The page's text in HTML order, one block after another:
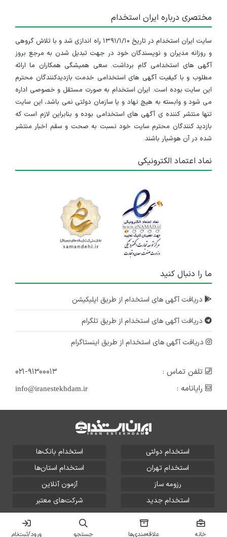
مختصری درباره ایران استخدام
سایت ایران استخدام در تاریخ ۱۳۹۱/۱/۱۰ راه اندازی شد و با تلاش گروهی
و روزانه مدیران و نویسندگان خود در جهت تبدیل شدن به مرجع بروز
آگهی های استخدامی گام برداشت. سعی همیشگی همکاران ما ارائه
مطلوب و با کیفیت آگهی های استخدامی خدمت بازدیدکنندگان محترم
این سایت بوده است. ایران استخدام به صورت مستقل و خصوصی اداره
می شود و وابسته به هیچ نهاد و یا سازمان دولتی نمی باشد، این سایت
تنها منتشر کننده ی آگهی های استخدامی بوده و بنابراین لازم است که
بازدید کنندگان محترم سایت خود نسبت به صحت و سقم اخبار منتشر
شده در آن هوشیار باشند.
نماد اعتماد الکترونیکی
ما را دنبال کنید
دریافت آگهی های استخدام از طریق اپلیکیشن
دریافت آگهی های استخدام از طریق تلگرام
دریافت آگهی های استخدام از طریق اینستاگرام
تلفن تماس :
۰۲۱-۹۱۳۰۰۰۱۳
رایانامه :
info@iranestekhdam.ir
استخدام دولتی
استخدام بانک‌ها
استخدام تهران
استخدام استان‌ها
رزومه ساز
آزمون آنلاین
استخدام جدید
شرکت‌های معتبر
تمامی حقوق این سایت برای آلتین سیستم محفوظ است و هر
گونه سوءاستفاده از آن پیگرد قانونی دارد.
خانه علاقه‌مندی‌ها جستجو ورود/ثبت‌نام